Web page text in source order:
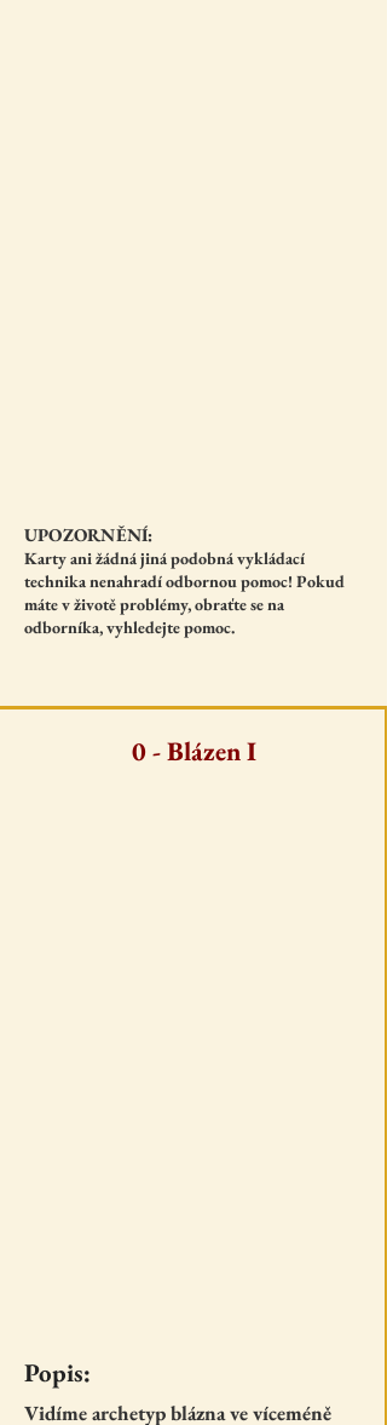
UPOZORNĚNÍ:
Karty ani žádná jiná podobná vykládací
technika nenahradí odbornou pomoc! Pokud
máte v životě problémy, obraťte se na
odborníka, vyhledejte pomoc.
0 - Blázen I
Popis:
Vidíme archetyp blázna ve víceméně